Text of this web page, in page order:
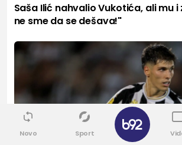
Saša Ilić nahvalio Vukotića, ali mu
ne sme da se dešava!"
Novo Sport
✕